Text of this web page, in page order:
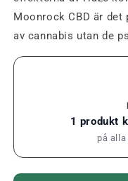
Moonrock CBD är
av cannabis utan de
1 produkt
på